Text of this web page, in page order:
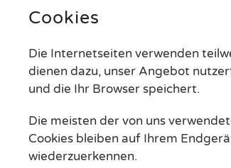
Cookies
Die Internetseiten verwenden
dienen dazu, unser Angebot
und die Ihr Browser speichert.
Die meisten der von uns
Cookies bleiben auf Ihrem
wiederzuerkennen.